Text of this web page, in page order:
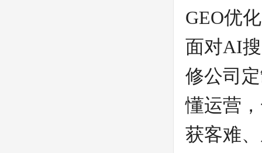
GEO优
面对AI
修公司
懂运营
获客难